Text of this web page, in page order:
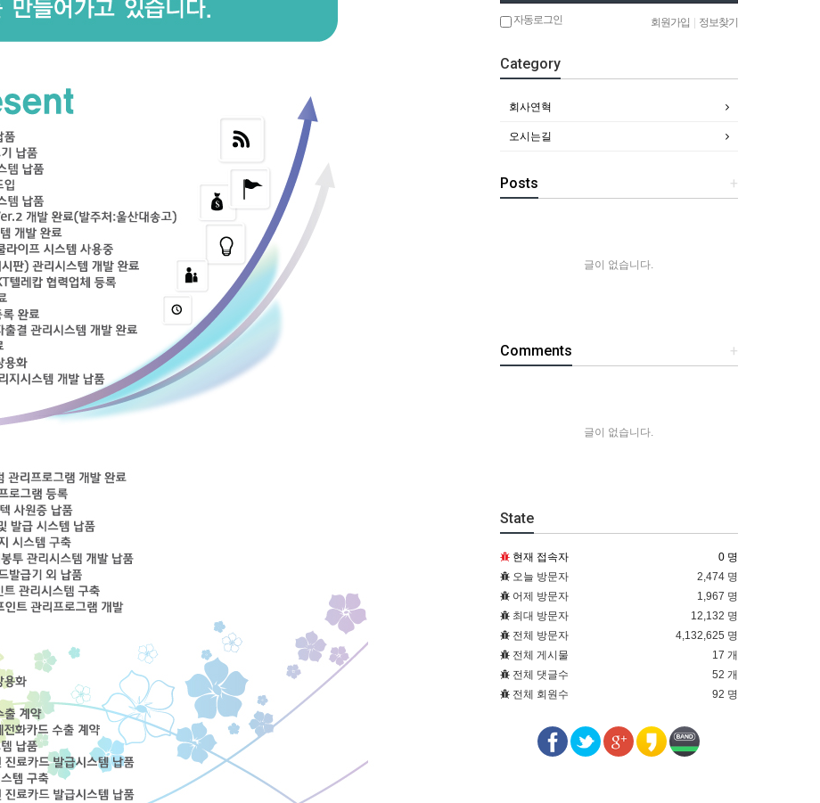
자동로그인 회원가입 정보찾기
Category
회사연혁
오시는길
+
Posts
글이 없습니다.
+
Comments
글이 없습니다.
State
현재 접속자
0 명
오늘 방문자
2,474 명
어제 방문자
1,967 명
최대 방문자
12,132 명
전체 방문자
4,132,625 명
전체 게시물
17 개
전체 댓글수
52 개
전체 회원수
92 명